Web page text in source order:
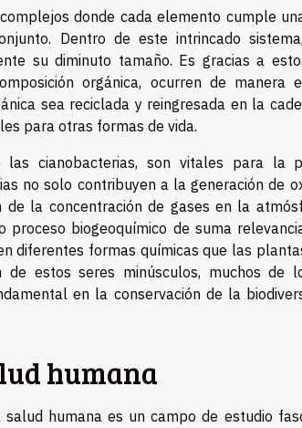
donde cada elemento cumple
Dentro de este intrincado
su diminuto tamaño. Es gracias a
orgánica, ocurren de manera
sea reciclada y reingresada en la
para otras formas de vida.
las cianobacterias, son vitales para la
no solo contribuyen a la generación de
la concentración de gases en la
biogeoquímico de suma
diferentes formas químicas que las
estos seres minúsculos, muchos de
en la conservación de la
humana
humana es un campo de estudio